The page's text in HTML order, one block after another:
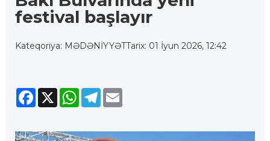
festival başlayır
Kateqoriya: MƏDƏNİYYƏTTarix: 01 İyun 2026, 12:42
Facebook
X WhatsApp
Telegram